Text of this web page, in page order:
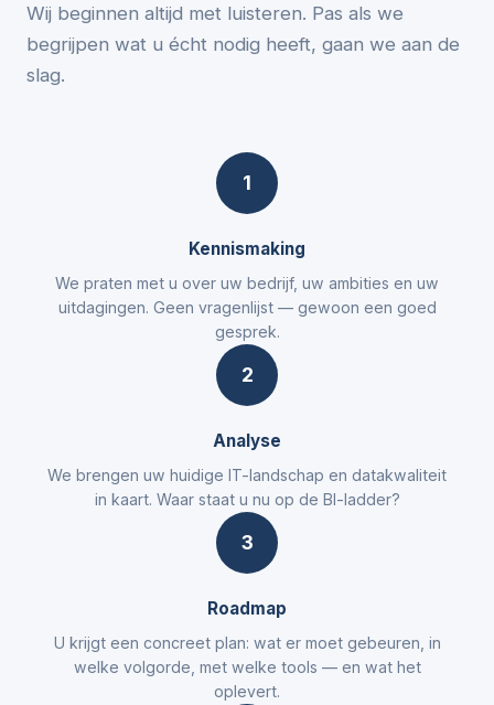
Wij beginnen altijd met luisteren. Pas als we
begrijpen wat u écht nodig heeft, gaan we aan de
slag.
1
Kennismaking
We praten met u over uw bedrijf, uw ambities en uw
uitdagingen. Geen vragenlijst — gewoon een goed
gesprek.
2
Analyse
We brengen uw huidige IT-landschap en datakwaliteit
in kaart. Waar staat u nu op de BI-ladder?
3
Roadmap
U krijgt een concreet plan: wat er moet gebeuren, in
welke volgorde, met welke tools — en wat het
oplevert.